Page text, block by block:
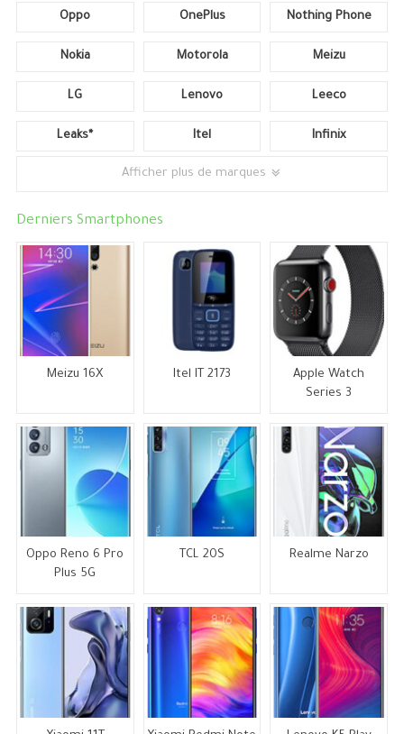
Oppo OnePlus Nothing Phone
Nokia Motorola Meizu
LG Lenovo Leeco
Leaks* Itel Infinix
Afficher plus de marques
Derniers Smartphones
Meizu 16X Itel IT 2173
Apple Watch
Series 3
Oppo Reno 6 Pro
Plus 5G
TCL 20S Realme Narzo